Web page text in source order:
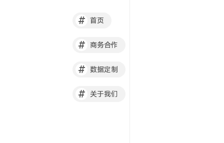
# 首页
# 商务合作
# 数据定制
# 关于我们